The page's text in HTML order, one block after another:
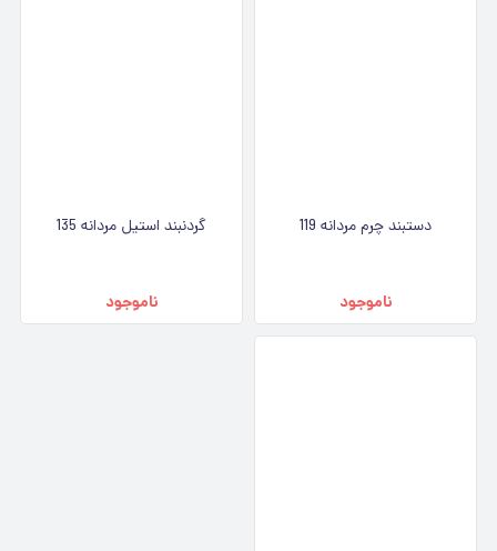
دستبند چرم مردانه 119
ناموجود
گردنبند استیل مردانه 135
ناموجود